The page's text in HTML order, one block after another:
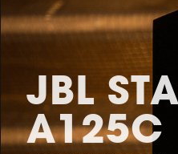
JBL
A125C